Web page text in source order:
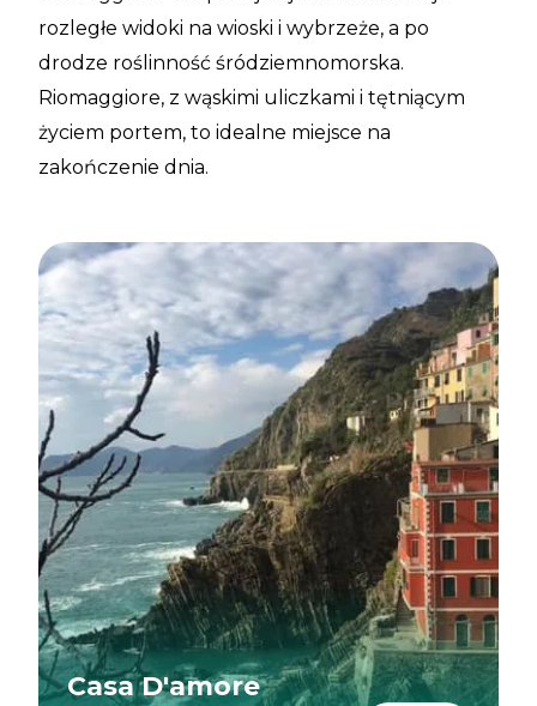
rozległe widoki na wioski i wybrzeże, a po
drodze roślinność śródziemnomorska.
Riomaggiore, z wąskimi uliczkami i tętniącym
życiem portem, to idealne miejsce na
zakończenie dnia.
Casa D'amore